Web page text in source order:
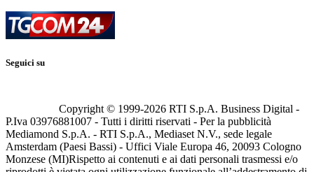
Seguici su
Copyright © 1999-2026 RTI S.p.A. Business Digital -
P.Iva 03976881007 - Tutti i diritti riservati - Per la pubblicità
Mediamond S.p.A. - RTI S.p.A., Mediaset N.V., sede legale
Amsterdam (Paesi Bassi) - Uffici Viale Europa 46, 20093 Cologno
Monzese (MI)Rispetto ai contenuti e ai dati personali trasmessi e/o